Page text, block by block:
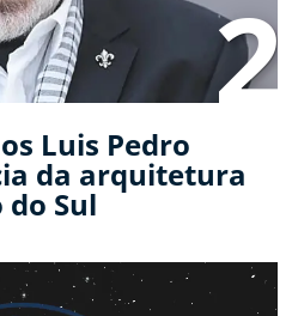
2
Luis Pedro
da arquitetura
Sul